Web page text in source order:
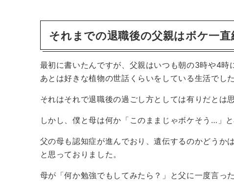
それまでの退職後の父親はボケ一直
最初に書いたんですが、父親はいつも朝の3時や4時
あとは好きな植物の世話くらいをしている生活でした
それはそれで退職後の過ごし方としては有りだとは思
しかし、僕と母は何か「このままじゃボケそう…」と
父の母も認知症が進んでおり、遺伝するのかどう
と思っておりました。
母が「何か勉強でもしてみたら？」と父に一度言っ